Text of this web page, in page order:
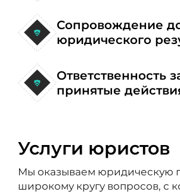
Сопровождение
юридического
Ответственность
принятые
Услуги юристов
Мы оказываем
широкому кругу вопросов, с